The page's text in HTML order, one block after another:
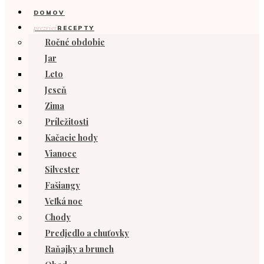
DOMOV
prezrieťRECEPTY
Ročné obdobie
Jar
Leto
Jeseň
Zima
Príležitosti
Kačacie hody
Vianoce
Silvester
Fašiangy
Veľká noc
Chody
Predjedlo a chuťovky
Raňajky a brunch